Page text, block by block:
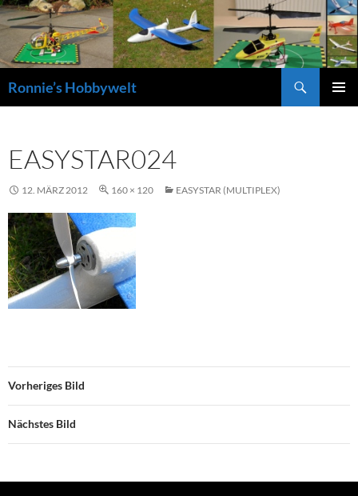
Zum
Inhalt
springen
Ronnie’s Hobbywelt
EASYSTAR024
12. MÄRZ 2012 160 × 120 EASYSTAR (MULTIPLEX)
Vorheriges Bild
Nächstes Bild